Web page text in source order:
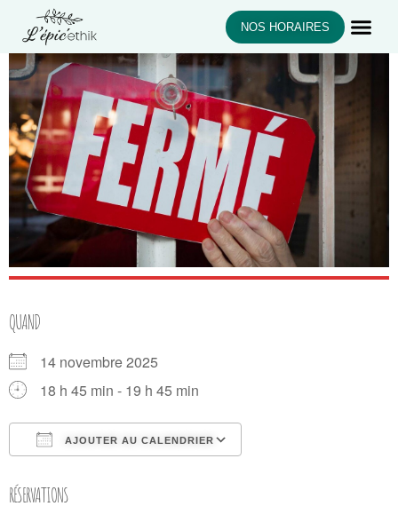
NOS HORAIRES
QUAND
14 novembre 2025
18 h 45 min - 19 h 45 min
AJOUTER AU CALENDRIER
RÉSERVATIONS